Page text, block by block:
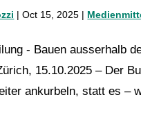
|Oct 15, 2025 |
- Bauen ausserhalb
15.10.2025 – Der
ankurbeln, statt es –